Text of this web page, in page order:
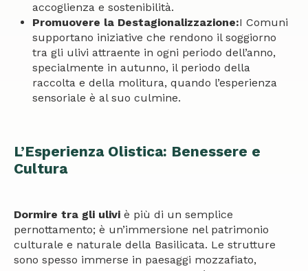
accoglienza e sostenibilità.
Promuovere la Destagionalizzazione:I Comuni
supportano iniziative che rendono il soggiorno
tra gli ulivi attraente in ogni periodo dell’anno,
specialmente in autunno, il periodo della
raccolta e della molitura, quando l’esperienza
sensoriale è al suo culmine.
L’Esperienza Olistica: Benessere e
Cultura
Dormire tra gli ulivi è più di un semplice
pernottamento; è un’immersione nel patrimonio
culturale e naturale della Basilicata. Le strutture
sono spesso immerse in paesaggi mozzafiato,